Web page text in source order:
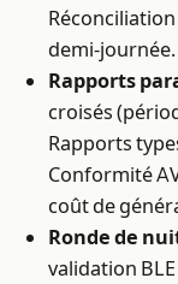
demi-journée.
Rapports
croisés
Rapports
Conformité
coût de
Ronde de
validation